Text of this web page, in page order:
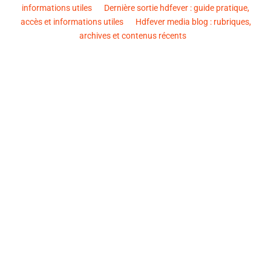
informations utiles
Dernière sortie hdfever : guide pratique,
accès et informations utiles
Hdfever media blog : rubriques,
archives et contenus récents